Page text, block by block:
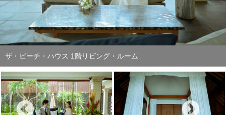
ザ・ビーチ・ハウス 2階メイン・ベッドルーム